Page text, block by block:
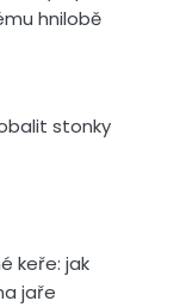
hnilobě
stonky
keře: jak
jaře